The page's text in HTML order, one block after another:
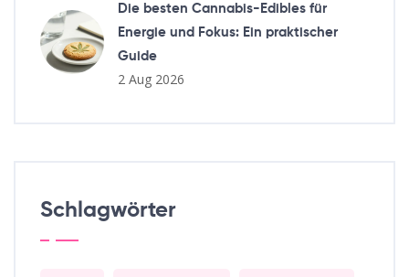
Die besten Cannabis-Edibles für
Energie und Fokus: Ein praktischer
Guide
2 Aug 2026
Schlagwörter